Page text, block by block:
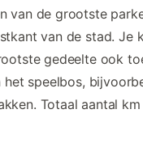
van de grootste
van de stad. Je
gedeelte ook
het speelbos,
Totaal aantal